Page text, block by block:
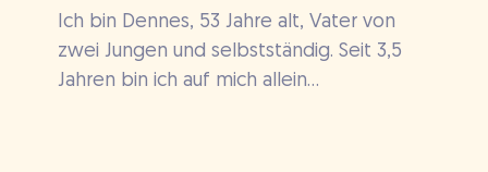
Ich bin Dennes, 53 Jahre alt, Vater von
zwei Jungen und selbstständig. Seit 3,5
Jahren bin ich auf mich allein...